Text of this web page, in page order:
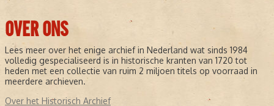
OVER ONS
Lees meer over het enige archief in Nederland wat sinds 1984
volledig gespecialiseerd is in historische kranten van 1720 tot
heden met een collectie van ruim 2 miljoen titels op voorraad in
meerdere archieven.
Over het Historisch Archief